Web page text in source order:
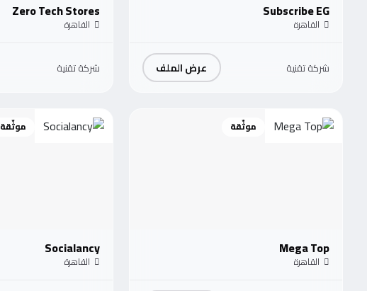
Subscribe EG
القاهرة
شركة تقنية عرض الملف
Zero Tech Stores
القاهرة
شركة تقنية
موثّقة
Mega Top
القاهرة
موثّقة
Socialancy
القاهرة